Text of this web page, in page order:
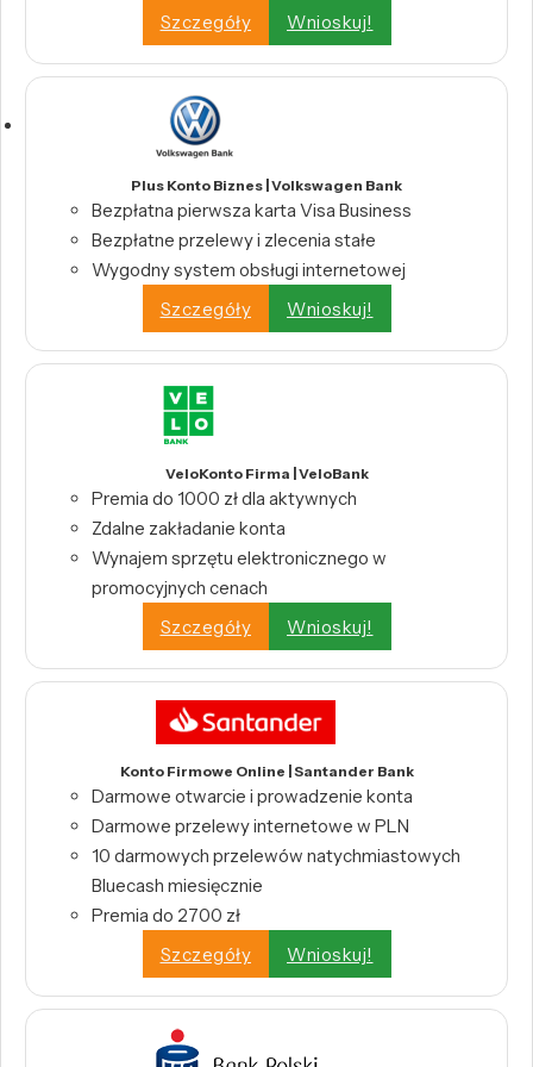
Szczegóły Wnioskuj!
Plus Konto Biznes | Volkswagen Bank
Bezpłatna pierwsza karta Visa Business
Bezpłatne przelewy i zlecenia stałe
Wygodny system obsługi internetowej
Szczegóły
Wnioskuj!
VeloKonto Firma | VeloBank
Premia do 1000 zł dla aktywnych
Zdalne zakładanie konta
Wynajem sprzętu elektronicznego w
promocyjnych cenach
Szczegóły
Wnioskuj!
Konto Firmowe Online | Santander Bank
Darmowe otwarcie i prowadzenie konta
Darmowe przelewy internetowe w PLN
10 darmowych przelewów natychmiastowych
Bluecash miesięcznie
Premia do 2700 zł
Szczegóły
Wnioskuj!